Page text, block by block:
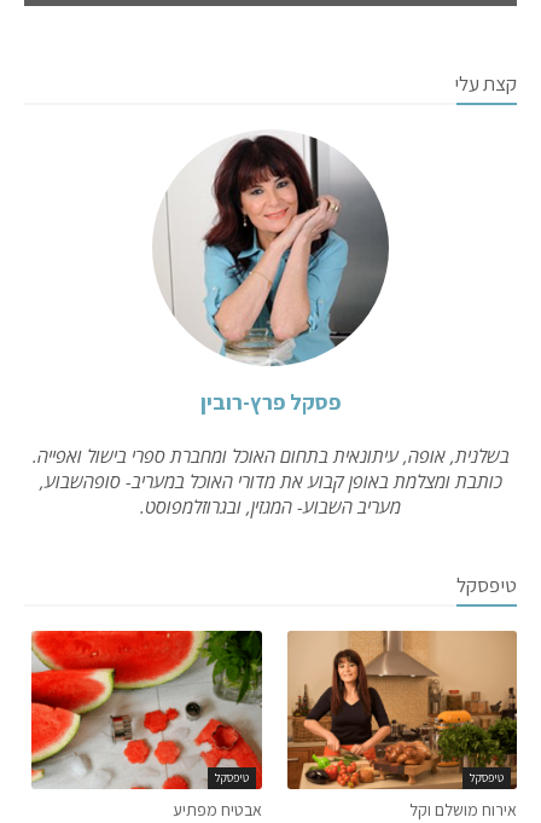
קצת עלי
פסקל פרץ-רובין
בשלנית, אופה, עיתונאית בתחום האוכל ומחברת ספרי בישול ואפייה.
כותבת ומצלמת באופן קבוע את מדורי האוכל במעריב- סופהשבוע,
מעריב השבוע- המגזין, ובגרוזלמפוסט.
טיפסקל
טיפסקל
אירוח מושלם וקל
טיפסקל
אבטיח מפתיע